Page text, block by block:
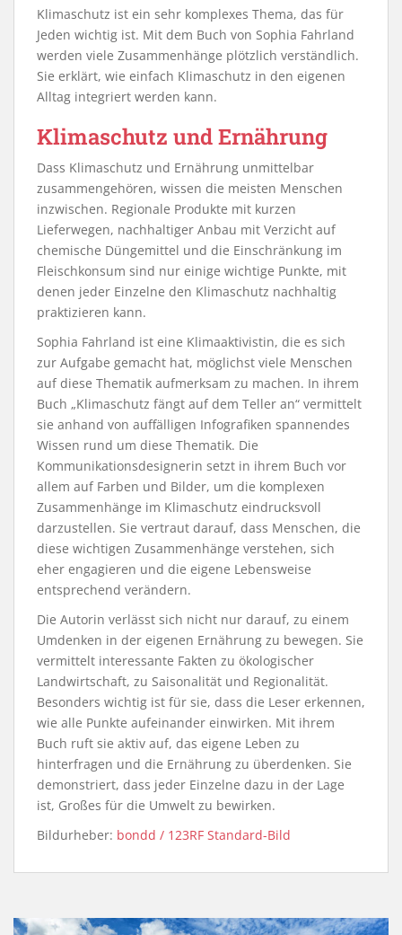
Klimaschutz ist ein sehr komplexes Thema, das für
Jeden wichtig ist. Mit dem Buch von Sophia Fahrland
werden viele Zusammenhänge plötzlich verständlich.
Sie erklärt, wie einfach Klimaschutz in den eigenen
Alltag integriert werden kann.
Klimaschutz und Ernährung
Dass Klimaschutz und Ernährung unmittelbar
zusammengehören, wissen die meisten Menschen
inzwischen. Regionale Produkte mit kurzen
Lieferwegen, nachhaltiger Anbau mit Verzicht auf
chemische Düngemittel und die Einschränkung im
Fleischkonsum sind nur einige wichtige Punkte, mit
denen jeder Einzelne den Klimaschutz nachhaltig
praktizieren kann.
Sophia Fahrland ist eine Klimaaktivistin, die es sich
zur Aufgabe gemacht hat, möglichst viele Menschen
auf diese Thematik aufmerksam zu machen. In ihrem
Buch „Klimaschutz fängt auf dem Teller an“ vermittelt
sie anhand von auffälligen Infografiken spannendes
Wissen rund um diese Thematik. Die
Kommunikationsdesignerin setzt in ihrem Buch vor
allem auf Farben und Bilder, um die komplexen
Zusammenhänge im Klimaschutz eindrucksvoll
darzustellen. Sie vertraut darauf, dass Menschen, die
diese wichtigen Zusammenhänge verstehen, sich
eher engagieren und die eigene Lebensweise
entsprechend verändern.
Die Autorin verlässt sich nicht nur darauf, zu einem
Umdenken in der eigenen Ernährung zu bewegen. Sie
vermittelt interessante Fakten zu ökologischer
Landwirtschaft, zu Saisonalität und Regionalität.
Besonders wichtig ist für sie, dass die Leser erkennen,
wie alle Punkte aufeinander einwirken. Mit ihrem
Buch ruft sie aktiv auf, das eigene Leben zu
hinterfragen und die Ernährung zu überdenken. Sie
demonstriert, dass jeder Einzelne dazu in der Lage
ist, Großes für die Umwelt zu bewirken.
Bildurheber: bondd / 123RF Standard-Bild